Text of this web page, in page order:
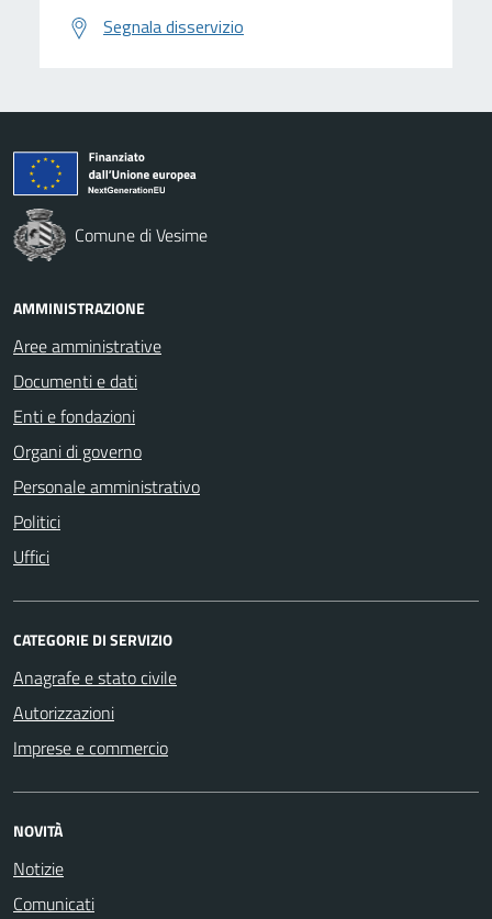
Segnala disservizio
Comune di Vesime
AMMINISTRAZIONE
Aree amministrative
Documenti e dati
Enti e fondazioni
Organi di governo
Personale amministrativo
Politici
Uffici
CATEGORIE DI SERVIZIO
Anagrafe e stato civile
Autorizzazioni
Imprese e commercio
NOVITÀ
Notizie
Comunicati